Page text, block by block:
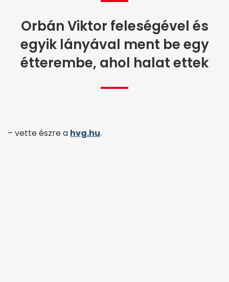
Orbán Viktor feleségével és
egyik lányával ment be egy
étterembe, ahol halat ettek
– vette észre a hvg.hu.